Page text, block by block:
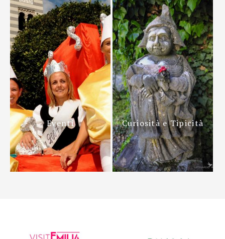
Eventi Curiosità e Tipicità